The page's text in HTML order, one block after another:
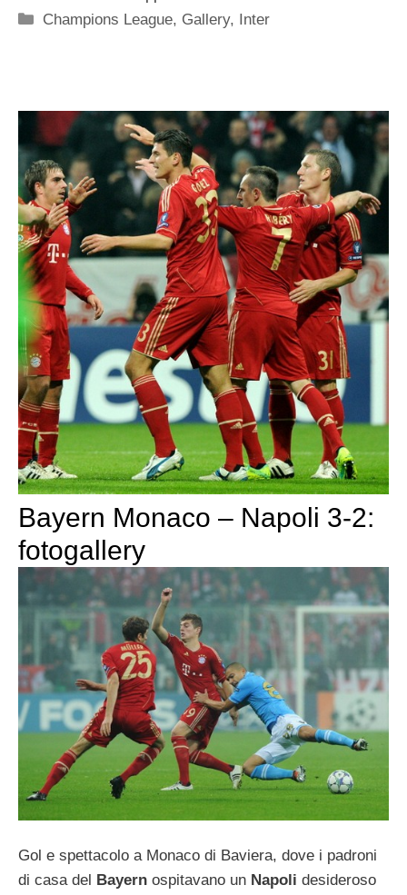
Categorie
Champions League, Gallery, Inter
Bayern Monaco – Napoli 3-2:
fotogallery
Gol e spettacolo a Monaco di Baviera, dove i padroni
di casa del Bayern ospitavano un Napoli desideroso